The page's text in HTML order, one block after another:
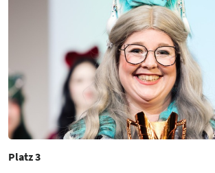
Platz 3